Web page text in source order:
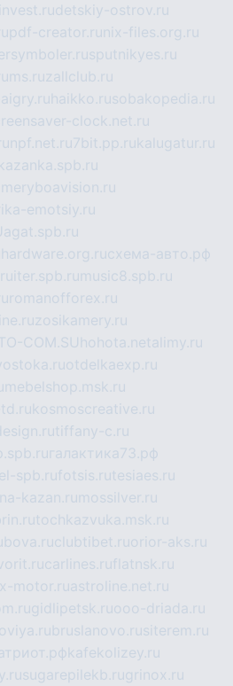
detskiy-ostrov.ru
pdf-creator.ru nix-files.org.ru
sputnikyes.ru
zallclub.ru
haikko.rusobakopedia.ru
clock.net.ru
npf.net.ru7bit.pp.rukalugatur.ru
kazanka.spb.ru
emotsiy.ru
agat.spb.ru
hardware.org.ruсхема-авто.рф
music8.spb.ru
romanofforex.ru
zosikamery.ru
COM.SU hohota.netalimy.ru
otdelkaexp.ru
mebelshop.msk.ru
kosmoscreative.ru
tiffany-c.ru
галактика73.рф
spb.rufotsis.rutesiaes.ru
kazan.ru mossilver.ru
tochkazvuka.msk.ru
clubtibet.ruorior-aks.ru
carlines.ruflatnsk.ru
motor.ruastroline.net.ru
gidlipetsk.ruooo-driada.ru
bruslanovo.rusiterem.ru
kafekolizey.ru
sugarepilekb.rugrinox.ru